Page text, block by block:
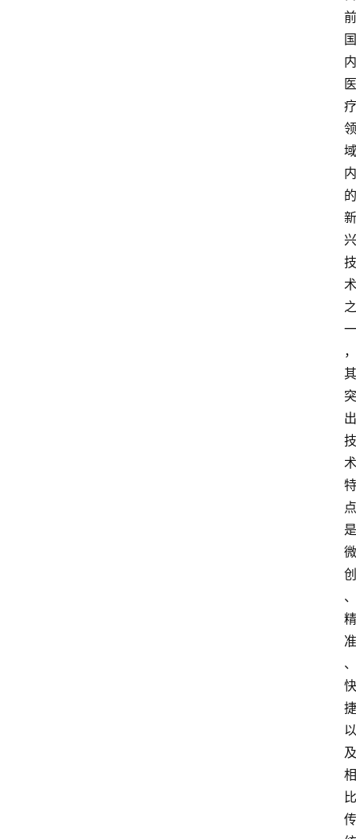
前
国
内
医
疗
领
域
内
的
新
兴
技
术
之
一
，
其
突
出
技
术
特
点
是
微
创
、
精
准
、
快
捷
以
及
相
比
传